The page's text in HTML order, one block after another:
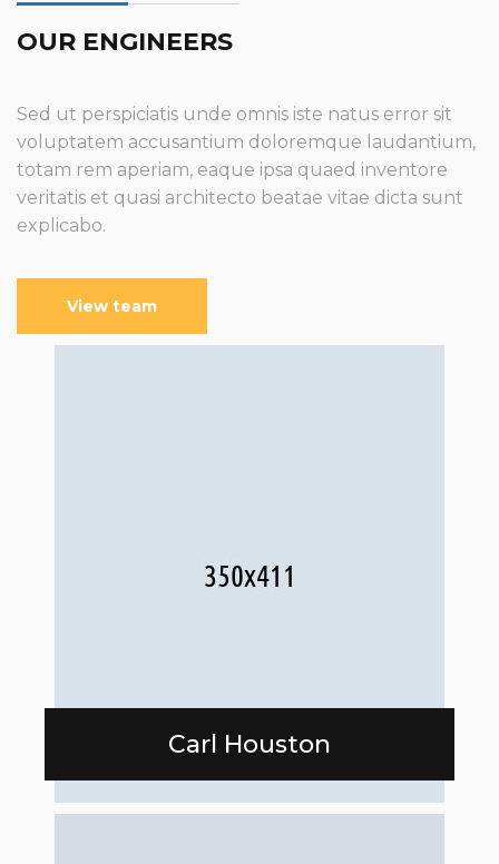
OUR ENGINEERS
Sed ut perspiciatis unde omnis iste natus error sit
voluptatem accusantium doloremque laudantium,
totam rem aperiam, eaque ipsa quaed inventore
veritatis et quasi architecto beatae vitae dicta sunt
explicabo.
View team
Carl Houston